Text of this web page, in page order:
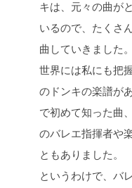
キは、元々の曲が
いるので、たくさ
曲していきました
世界には私にも把
のドンキの楽譜が
で初めて知った曲
のバレエ指揮者や
ともありました。
というわけで、バ